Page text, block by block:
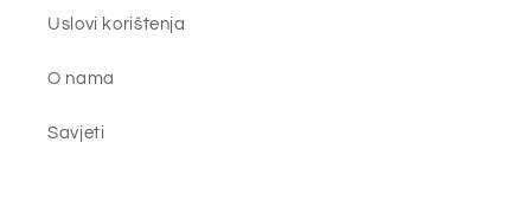
Uslovi korištenja
O nama
Savjeti